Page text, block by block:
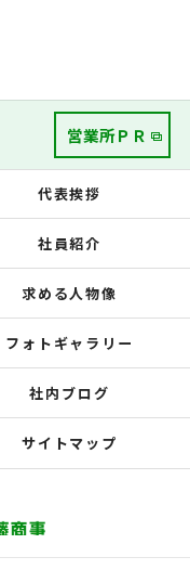
営業所ＰＲ
代表挨拶
社員紹介
求める人物像
フォトギャラリー
社内ブログ
サイトマップ